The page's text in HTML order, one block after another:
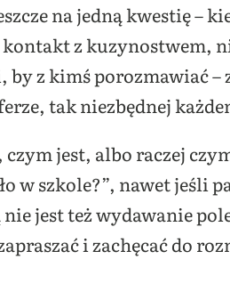
na jedną kwestię –
kontakt z kuzynostwem,
by z kimś porozmawiać
tak niezbędnej
jest, albo raczej
w szkole?”, nawet jeśli
jest też wydawanie
i zachęcać do